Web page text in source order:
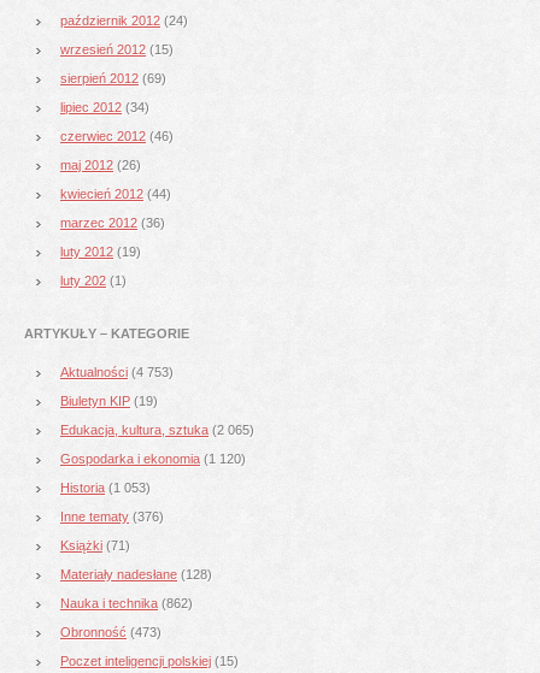
październik 2012 (24)
wrzesień 2012 (15)
sierpień 2012 (69)
lipiec 2012 (34)
czerwiec 2012 (46)
maj 2012 (26)
kwiecień 2012 (44)
marzec 2012 (36)
luty 2012 (19)
luty 202 (1)
ARTYKUŁY – KATEGORIE
Aktualności (4 753)
Biuletyn KIP (19)
Edukacja, kultura, sztuka (2 065)
Gospodarka i ekonomia (1 120)
Historia (1 053)
Inne tematy (376)
Książki (71)
Materiały nadesłane (128)
Nauka i technika (862)
Obronność (473)
Poczet inteligencji polskiej (15)